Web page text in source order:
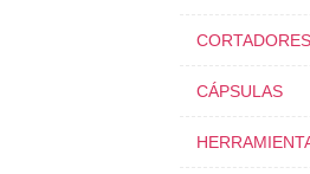
CORTADORES
CÁPSULAS